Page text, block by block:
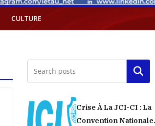
CULTURE
Rechercher
Crise À La JCI-CI : La
Convention Nationale